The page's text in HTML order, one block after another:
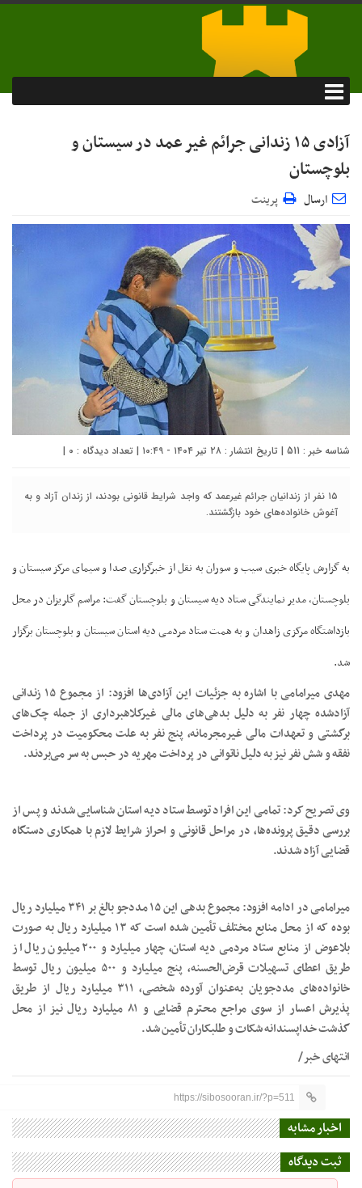
آزادی ۱۵ زندانی جرائم غیر عمد در سیستان و
بلوچستان
ارسال پرینت
شناسه خبر : 511 | تاریخ انتشار : ۲۸ تیر ۱۴۰۴ - ۱۰:۴۹ | تعداد دیدگاه : ۰ |
۱۵ نفر از زندانیان جرائم غیرعمد که واجد شرایط قانونی بودند، از زندان آزاد و به
آغوش خانواده‌های خود بازگشتند.
به گزارش پایگاه خبری سیب و سوران به نقل ازخبرگزاری صدا و سیمای مرکز سیستان و
بلوچستان،مدیر نمایندگی ستاد دیه سیستان و بلوچستان گفت: مراسم گلریزان در محل
بازداشتگاه مرکزی زاهدان و به همت ستاد مردمی دیه استان سیستان و بلوچستان برگزار
شد.
مهدی میرامامی با اشاره به جزئیات این آزادی‌ها افزود: از مجموع ۱۵ زندانی
آزادشده چهار نفر به دلیل بدهی‌های مالی غیرکلاهبرداری از جمله چک‌های
برگشتی و تعهدات مالی غیرمجرمانه، پنج نفر به علت محکومیت در پرداخت
نفقه و شش نفر نیز به دلیل ناتوانی در پرداخت مهریه در حبس به سر می‌بردند.
وی تصریح کرد: تمامی این افراد توسط ستاد دیه استان شناسایی شدند و پس از
بررسی دقیق پرونده‌ها، در مراحل قانونی و احراز شرایط لازم با همکاری دستگاه
قضایی آزاد شدند.
میرامامی در ادامه افزود: مجموع بدهی این ۱۵ مددجو بالغ بر ۳۴۱ میلیارد ریال
بوده که از محل منابع مختلف تأمین شده است که ۱۳ میلیارد ریال به صورت
بلاعوض از منابع ستاد مردمی دیه استان، چهار میلیارد و ۲۰۰ میلیون ریال از
طریق اعطای تسهیلات قرض‌الحسنه، پنج میلیارد و ۵۰۰ میلیون ریال توسط
خانواده‌های مددجویان به‌عنوان آورده شخصی، ۳۱۱ میلیارد ریال از طریق
پذیرش اعسار از سوی مراجع محترم قضایی و ۸۱ میلیارد ریال نیز از محل
گذشت خداپسندانه شکات و طلبکاران تأمین شد.
انتهای خبر/
https://sibosooran.ir/?p=511
اخبار مشابه
ثبت دیدگاه